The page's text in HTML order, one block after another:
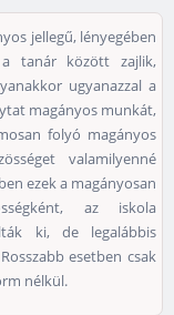
jellegű, lényegében
a tanár között zajlik,
ugyanazzal a
magányos munkát,
folyó magányos
valamilyenné
ezek a magányosan
az iskola
ki, de legalábbis
esetben csak
nélkül.